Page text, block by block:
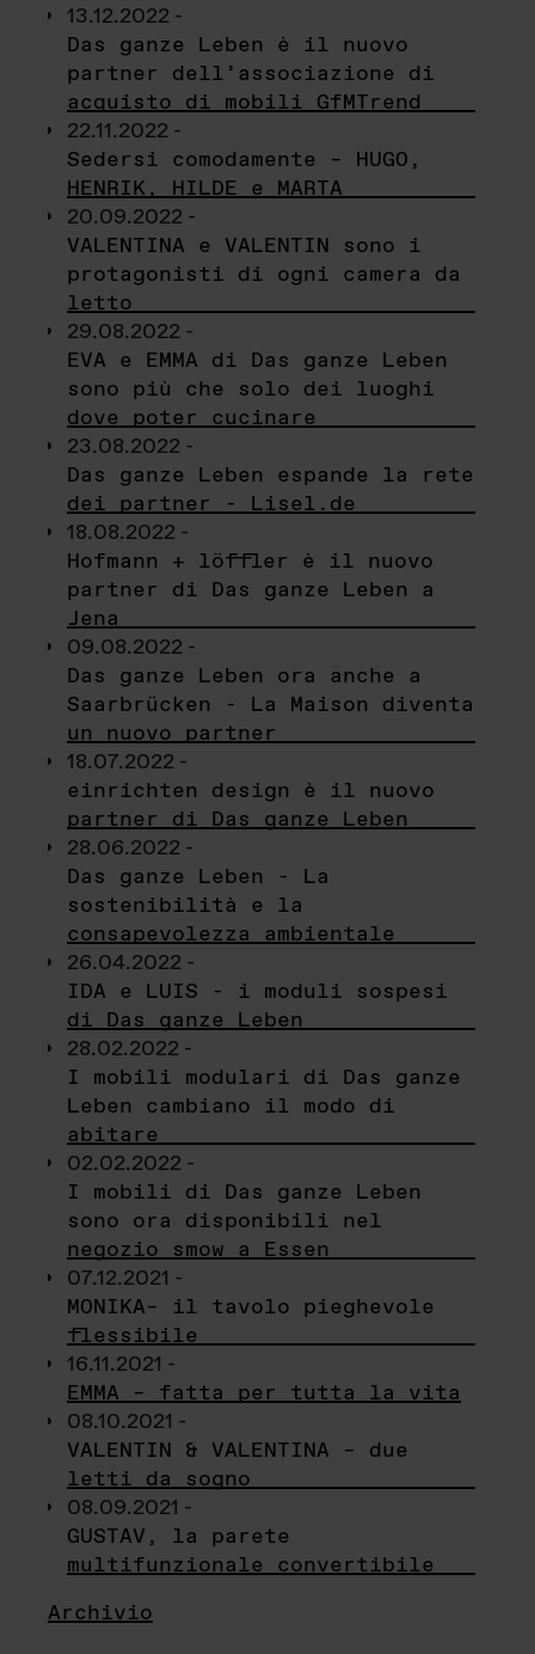
13.12.2022 -
Das ganze Leben è il nuovo
partner dell’associazione di
acquisto di mobili GfMTrend
22.11.2022 -
Sedersi comodamente – HUGO,
HENRIK, HILDE e MARTA
20.09.2022 -
VALENTINA e VALENTIN sono i
protagonisti di ogni camera da
letto
29.08.2022 -
EVA e EMMA di Das ganze Leben
sono più che solo dei luoghi
dove poter cucinare
23.08.2022 -
Das ganze Leben espande la rete
dei partner - Lisel.de
18.08.2022 -
Hofmann + löffler è il nuovo
partner di Das ganze Leben a
Jena
09.08.2022 -
Das ganze Leben ora anche a
Saarbrücken - La Maison diventa
un nuovo partner
18.07.2022 -
einrichten design è il nuovo
partner di Das ganze Leben
28.06.2022 -
Das ganze Leben - La
sostenibilità e la
consapevolezza ambientale
26.04.2022 -
IDA e LUIS - i moduli sospesi
di Das ganze Leben
28.02.2022 -
I mobili modulari di Das ganze
Leben cambiano il modo di
abitare
02.02.2022 -
I mobili di Das ganze Leben
sono ora disponibili nel
negozio smow a Essen
07.12.2021 -
MONIKA– il tavolo pieghevole
flessibile
16.11.2021 -
EMMA – fatta per tutta la vita
08.10.2021 -
VALENTIN & VALENTINA – due
letti da sogno
08.09.2021 -
GUSTAV, la parete
multifunzionale convertibile
Archivio